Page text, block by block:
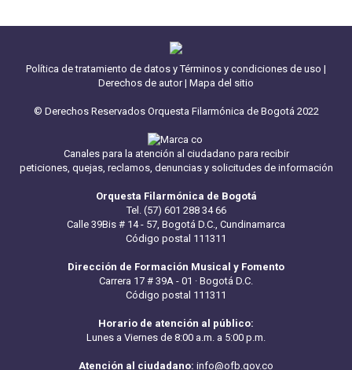
Política de tratamiento de datos y Términos y condiciones de uso |
Derechos de autor| Mapa del sitio
© Derechos Reservados Orquesta Filarmónica de Bogotá 2022
Canales para la atención al ciudadano para recibir
peticiones, quejas, reclamos, denuncias y solicitudes de información
Orquesta Filarmónica de Bogotá
Tel. (57) 601 288 34 66
Calle 39Bis # 14 - 57, Bogotá D.C., Cundinamarca
Código postal 111311
Dirección de Formación Musical y Fomento
Carrera 17 # 39A - 01 · Bogotá D.C.
Código postal 111311
Horario de atención al público:
Lunes a Viernes de 8:00 a.m. a 5:00 p.m.
Atención al ciudadano: info@ofb.gov.co